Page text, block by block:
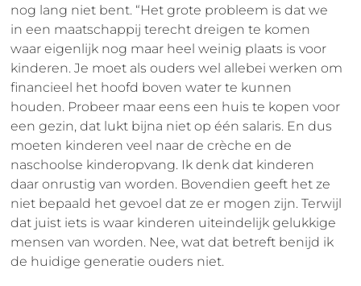
nog lang niet bent. “Het grote probleem is dat we
in een maatschappij terecht dreigen te komen
waar eigenlijk nog maar heel weinig plaats is voor
kinderen. Je moet als ouders wel allebei werken om
financieel het hoofd boven water te kunnen
houden. Probeer maar eens een huis te kopen voor
een gezin, dat lukt bijna niet op één salaris. En dus
moeten kinderen veel naar de crèche en de
naschoolse kinderopvang. Ik denk dat kinderen
daar onrustig van worden. Bovendien geeft het ze
niet bepaald het gevoel dat ze er mogen zijn. Terwijl
dat juist iets is waar kinderen uiteindelijk gelukkige
mensen van worden. Nee, wat dat betreft benijd ik
de huidige generatie ouders niet.